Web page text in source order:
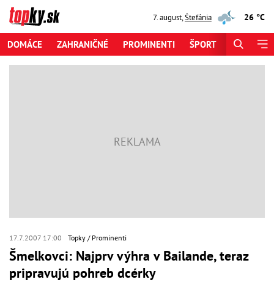
7. august,Štefánia 26 °C
DOMÁCE ZAHRANIČNÉ PROMINENTI ŠPORT
17.7.2007 17:00 Topky Prominenti
Šmelkovci: Najprv výhra v Bailande, teraz
pripravujú pohreb dcérky